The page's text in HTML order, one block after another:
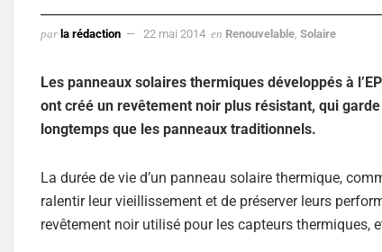
par la rédaction 22 mai 2014 en Renouvelable Solaire
Les panneaux solaires thermiques développés à
ont créé un revêtement noir plus résistant, qui
longtemps que les panneaux traditionnels.
La durée de vie d’un panneau solaire thermique,
ralentir leur vieillissement et de préserver leurs
revêtement noir utilisé pour les capteurs thermiques,